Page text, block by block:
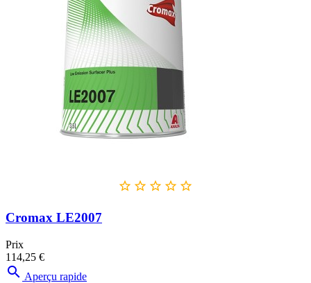
    
Cromax LE2007
Prix
114,25 €
 Aperçu rapide